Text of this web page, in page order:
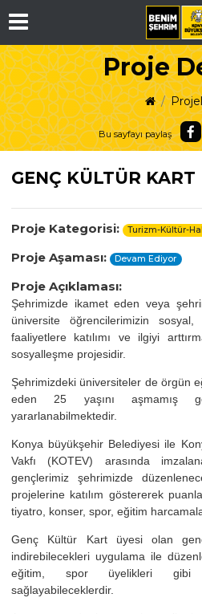
Proje
Bu sayfayı paylaş
GENÇ KÜLTÜR KART
Proje Kategorisi: Turizm-Kültür-
Proje Aşaması: Devam Ediyor
Proje Açıklaması:
Şehrimizde ikamet eden veya
üniversite öğrencilerimizin
faaliyetlere katılımı ve ilgiyi
sosyalleşme projesidir.
Şehrimizdeki üniversiteler de örgün
eden 25 yaşını aşmamış
yararlanabilmektedir.
Konya büyükşehir Belediyesi ile
Vakfı (KOTEV) arasında
gençlerimiz şehrimizde
projelerine katılım göstererek
tiyatro, konser, spor, eğitim
Genç Kültür Kart üyesi olan
indirebilecekleri uygulama ile
eğitim, spor üyelikleri gibi
sağlayabileceklerdir.